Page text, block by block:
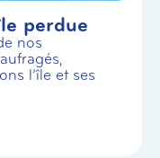
perdue
nos
l’île et ses